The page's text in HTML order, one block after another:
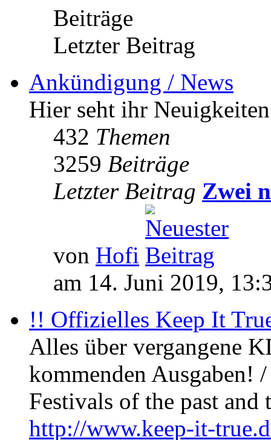
Beiträge
Letzter Beitrag
Ankündigung / News
Hier seht ihr
432 Themen
3259 Beiträge
Letzter Beitrag Zwei
von Hofi
am 14. Juni 2019,
!! Offizielles Keep It
Alles über vergangene
kommenden Ausgaben!
Festivals of the past
http://www.keep-it-